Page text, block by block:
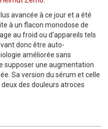
avancée à ce jour et a été
à un flacon monodose de
au froid ou d'appareils tels
donc être auto-
améliorée sans
supposer une augmentation
Sa version du sérum et celle
des douleurs atroces